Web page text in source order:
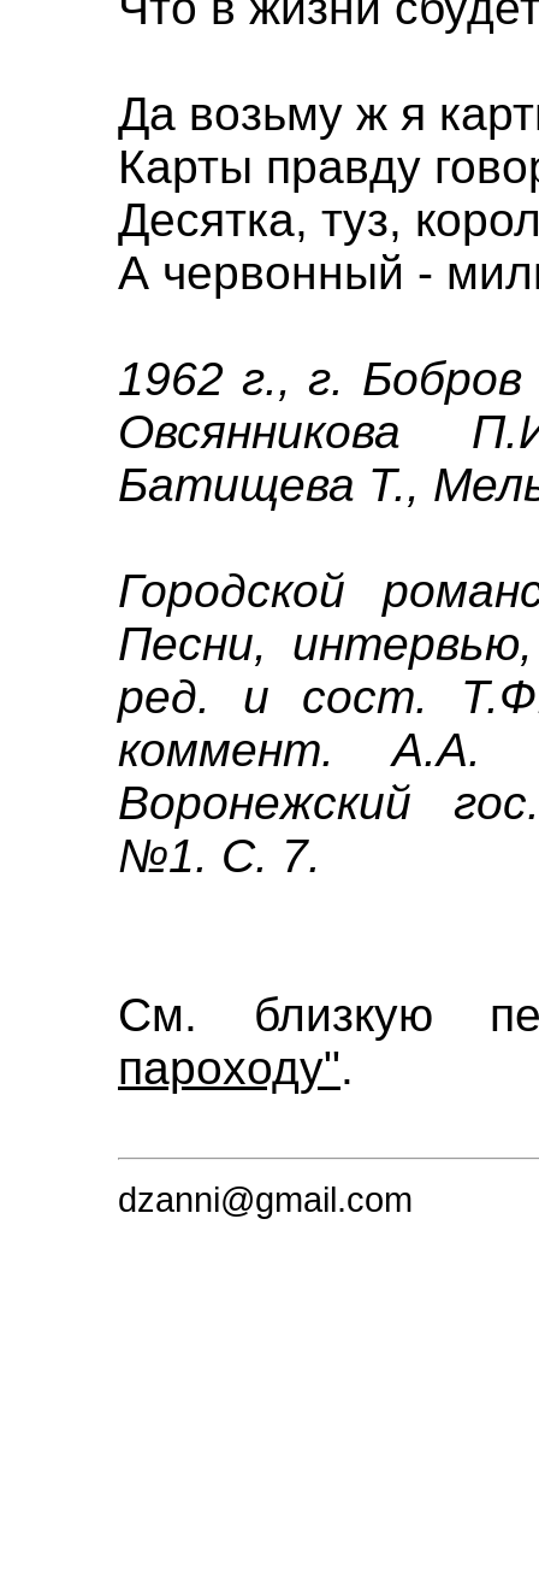
Да возьму ж я
Карты правду
Десятка, туз,
А червонный -
1962 г., г.
Овсянникова
Батищева Т.,
Городской
Песни,
ред. и сост.
коммент. А.А.
Воронежский
№1. С. 7.
См. близкую
пароходу".
dzanni@gmail.com